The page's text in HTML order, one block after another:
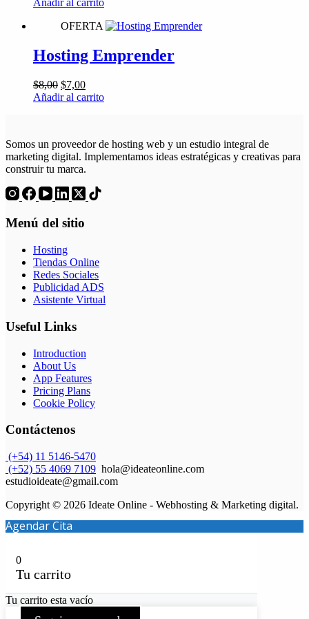
era:
es:
OFERTA
Hosting Emprender
$8,00 El
precio
$7,00El
precio
Añadir al carrito
Somos un proveedor de hosting web y un estudio integral de
marketing digital. Implementamos ideas estratégicas y creativas para
construir tu marca.
Menú del sitio
Hosting
Tiendas Online
Redes Sociales
Publicidad ADS
Asistente Virtual
Useful Links
Introduction
About Us
App Features
Pricing Plans
Cookie Policy
Contáctenos
(+54) 11 5146-5470
(+52) 55 4069 7109 hola@ideateonline.com
estudioideate@gmail.com
Copyright © 2026 Ideate Online - Webhosting & Marketing digital.
Agendar Cita
0
Tu carrito
Tu carrito esta vacío